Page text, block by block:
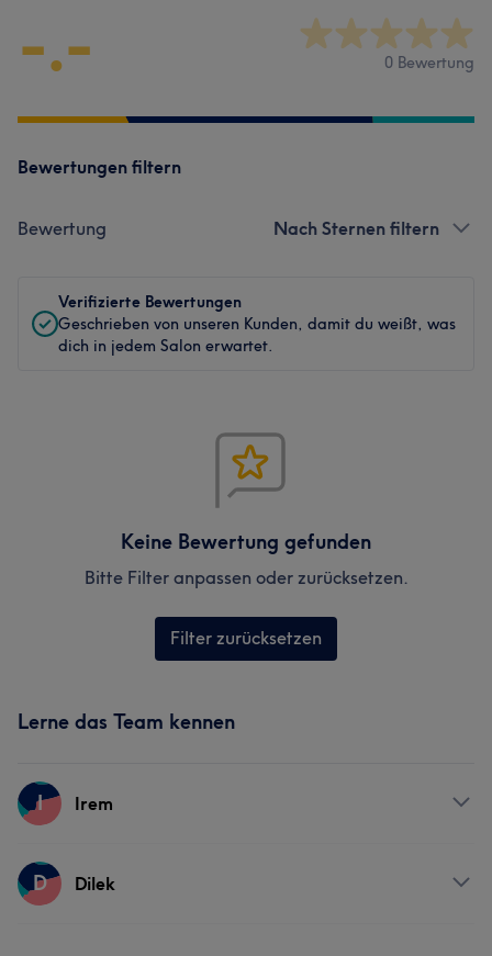
-.- 0 Bewertung
Bewertungen filtern
Bewertung Nach Sternen filtern
Verifizierte Bewertungen
Geschrieben von unseren Kunden, damit du weißt, was
dich in jedem Salon erwartet.
Keine Bewertung gefunden
Bitte Filter anpassen oder zurücksetzen.
Filter zurücksetzen
Lerne das Team kennen
I Irem
Services
D Dilek